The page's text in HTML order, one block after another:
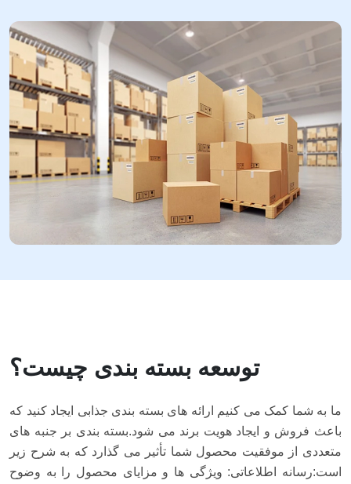
توسعه بسته بندی چیست؟
ما به شما کمک می کنیم ارائه های بسته بندی جذابی ایجاد کنید که
باعث فروش و ایجاد هویت برند می شود.بسته بندی بر جنبه های
متعددی از موفقیت محصول شما تأثیر می گذارد که به شرح زیر
است:رسانه اطلاعاتی: ویژگی ها و مزایای محصول را به وضوح